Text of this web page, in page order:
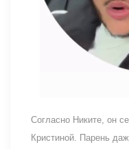
Согласно Никите, он
Кристиной. Парень